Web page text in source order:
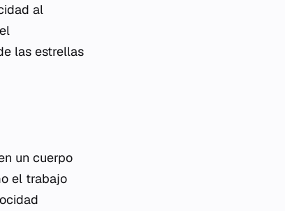
al
las estrellas
un cuerpo
el trabajo